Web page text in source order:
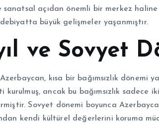
sanatsal açıdan önemli bir merkez
büyük gelişmeler yaşanmıştır.
ve Sovyet
kısa bir bağımsızlık dönemi
ancak bu bağımsızlık sadece
Sovyet dönemi boyunca
kendi kültürel değerlerini koruma